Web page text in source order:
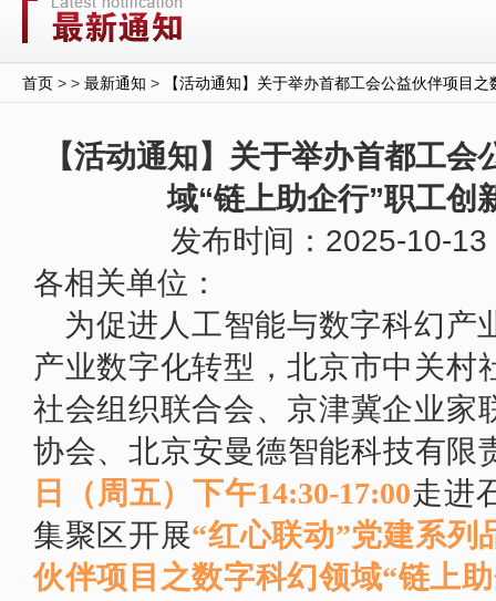
用一本书解锁12条街巷密码！
38岁，中关村依然是中国创新滚
2026中关村论坛年会3月25日至
首页 > > 最新通知 > 【活动通知】关于举办首都工会公益伙伴项目
【活动通知】关于举办首都工
域“链上助企行”职工创
发布时间：2025-10-
各相关单位：
为促进人工智能与数字科幻产
产业数字化转型，北京市中关村
社会组织联合会、京津冀企业家
协会、北京安曼德智能科技有限
日（周五）下午14:30-17:00走进
集聚区开展“红心联动”党建系
伙伴项目之数字科幻领域“链上